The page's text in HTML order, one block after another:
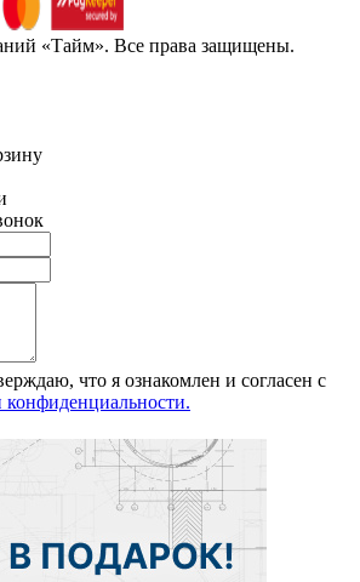
«Тайм». Все права защищены.
что я ознакомлен и согласен с
конфиденциальности.